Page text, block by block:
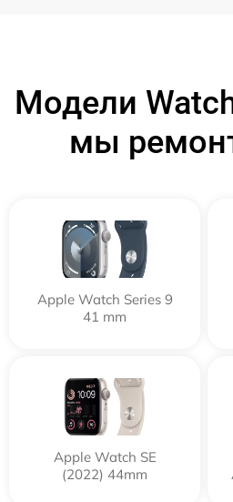
Модели
мы
Apple Watch Series 9
41 mm
Apple Watch SE
(2022) 44mm